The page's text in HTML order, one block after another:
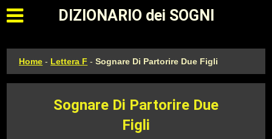
Apri il menu principale
DIZIONARIO dei SOGNI
Home - Lettera F -Sognare Di Partorire Due Figli
Sognare Di Partorire Due
Figli